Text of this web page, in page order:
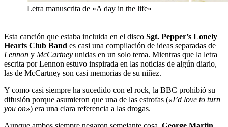
Letra manuscrita de «A day in the life»
Esta canción que estaba incluida en el disco Sgt. Pepper’s Lonely
Hearts Club Band es casi una compilación de ideas separadas de
Lennon y McCartney unidas en un solo tema. Mientras que la letra
escrita por Lennon estuvo inspirada en las noticias de algún diario,
las de McCartney son casi memorias de su niñez.
Y como casi siempre ha sucedido con el rock, la BBC prohibió su
difusión porque asumieron que una de las estrofas («I’d love to turn
you on») era una clara referencia a las drogas.